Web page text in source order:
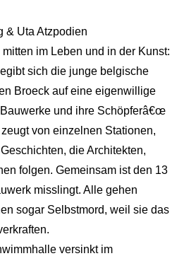
& Uta Atzpodien
im Leben und in der Kunst:
sich die junge belgische
Broeck auf eine eigenwillige
und ihre Schöpferâ€œ
von einzelnen Stationen,
die Architekten,
folgen. Gemeinsam ist den 13
misslingt. Alle gehen
sogar Selbstmord, weil sie das
versinkt im